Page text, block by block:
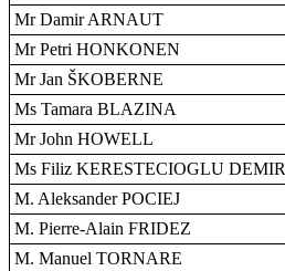
Mr Damir ARNAUT
Mr Petri HONKONEN
Mr Jan ŠKOBERNE
Ms Tamara BLAZINA
Mr John HOWELL
Ms Filiz KERESTECIOGLU DEMIR
M. Aleksander POCIEJ
M. Pierre-Alain FRIDEZ
M. Manuel TORNARE